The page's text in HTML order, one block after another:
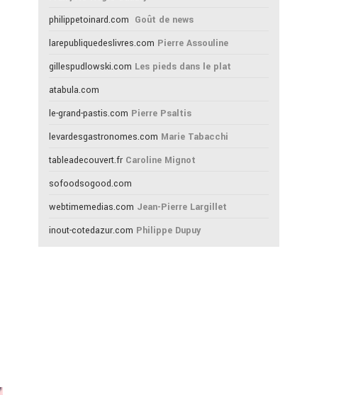
philippetoinard.com Goût de news
larepubliquedeslivres.com Pierre Assouline
gillespudlowski.com Les pieds dans le plat
atabula.com
le-grand-pastis.com Pierre Psaltis
levardesgastronomes.com Marie Tabacchi
tableadecouvert.fr Caroline Mignot
sofoodsogood.com
webtimemedias.com Jean-Pierre Largillet
inout-cotedazur.com Philippe Dupuy